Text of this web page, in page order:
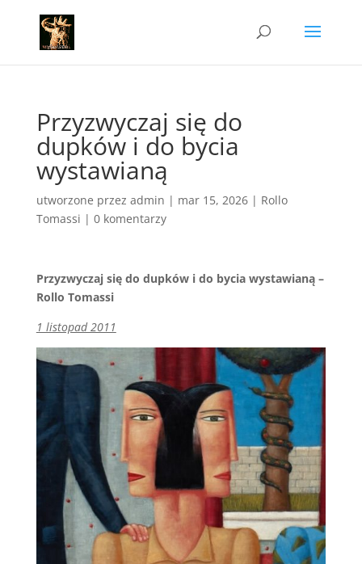
Przyzwyczaj się do
dupków i do bycia
wystawianą
utworzone przez admin | mar 15, 2026| Rollo
Tomassi | 0 komentarzy
Przyzwyczaj się do dupków i do bycia wystawianą –
Rollo Tomassi
1 listopad 2011